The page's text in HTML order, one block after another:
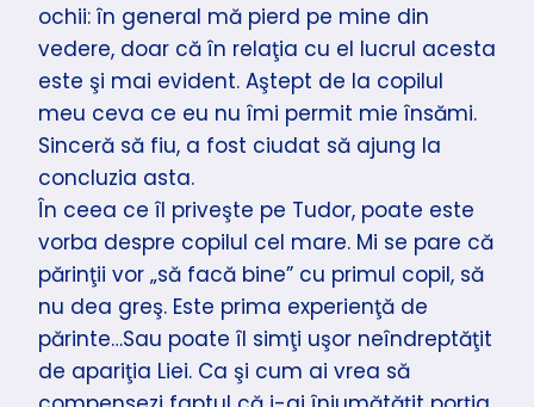
ochii: în general mă pierd pe mine din
vedere, doar că în relaţia cu el lucrul acesta
este şi mai evident. Aştept de la copilul
meu ceva ce eu nu îmi permit mie însămi.
Sinceră să fiu, a fost ciudat să ajung la
concluzia asta.
În ceea ce îl priveşte pe Tudor, poate este
vorba despre copilul cel mare. Mi se pare că
părinţii vor „să facă bine” cu primul copil, să
nu dea greş. Este prima experienţă de
părinte…Sau poate îl simţi uşor neîndreptăţit
de apariţia Liei. Ca şi cum ai vrea să